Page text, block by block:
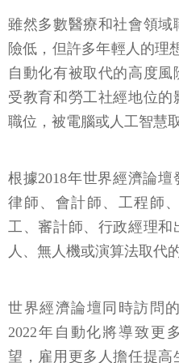
雖然多數醫療和社會領
險低，但許多年輕人的理
自動化有被取代的高度風
受教育和勞工社經地位
職位，被電腦或人工智慧
根據2018年世界經濟論壇
律師、會計師、工程師
工、審計師、行政經理
人、無人機或演算法取代
世界經濟論壇同時訪問
2022年自動化將導致更
望，雇用更多人擔任提